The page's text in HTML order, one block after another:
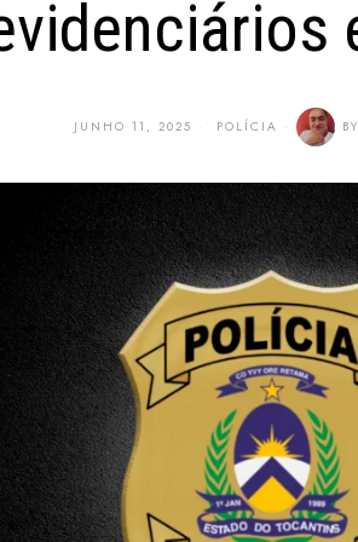
JUNHO 11, 2025 POLÍCIA BY